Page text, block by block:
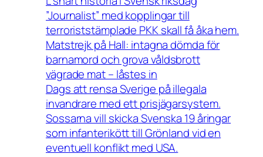
”Journalist” med kopplingar till
terroriststämplade PKK skall få åka hem.
Matstrejk på Hall: intagna dömda för
barnamord och grova våldsbrott
vägrade mat – låstes in
Dags att rensa Sverige på illegala
invandrare med ett prisjägarsystem.
Sossarna vill skicka Svenska 19 åringar
som infanterikött till Grönland vid en
eventuell konflikt med USA.